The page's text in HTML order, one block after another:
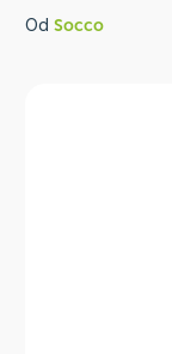
Od Socco